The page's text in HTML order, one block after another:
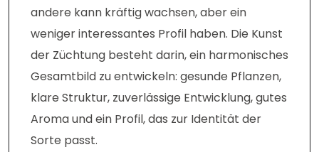
andere kann kräftig wachsen, aber ein
weniger interessantes Profil haben. Die Kunst
der Züchtung besteht darin, ein harmonisches
Gesamtbild zu entwickeln: gesunde Pflanzen,
klare Struktur, zuverlässige Entwicklung, gutes
Aroma und ein Profil, das zur Identität der
Sorte passt.